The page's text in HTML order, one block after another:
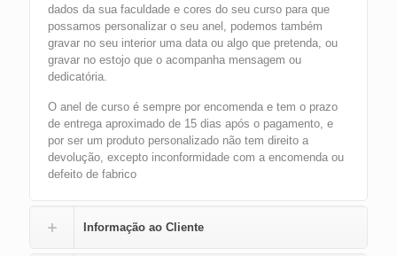
dados da sua faculdade e cores do seu curso para que
possamos personalizar o seu anel, podemos também
gravar no seu interior uma data ou algo que pretenda, ou
gravar no estojo que o acompanha mensagem ou
dedicatória.
O anel de curso é sempre por encomenda e tem o prazo
de entrega aproximado de 15 dias após o pagamento, e
por ser um produto personalizado não tem direito a
devolução, excepto inconformidade com a encomenda ou
defeito de fabrico
Informação ao Cliente